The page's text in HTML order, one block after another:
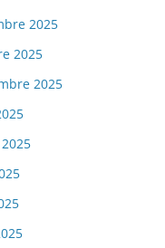
2025
2025
2025